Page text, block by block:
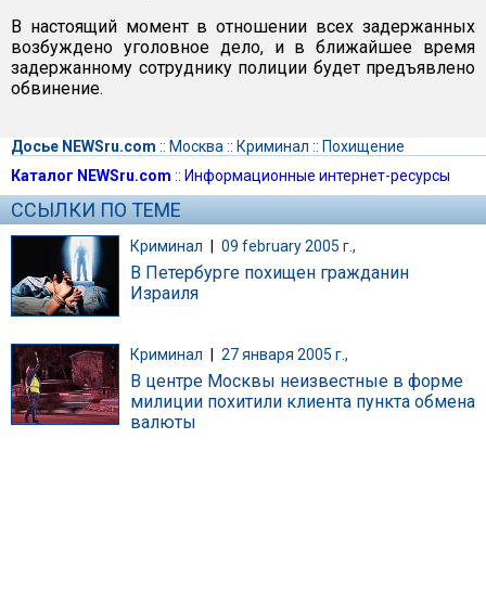
В настоящий момент в отношении всех задержанных
возбуждено уголовное дело, и в ближайшее время
задержанному сотруднику полиции будет предъявлено
обвинение.
Досье NEWSru.com :: Москва :: Криминал :: Похищение
Каталог NEWSru.com :: Информационные интернет-ресурсы
ССЫЛКИ ПО ТЕМЕ
Криминал | 09 february 2005 г.,
В Петербурге похищен гражданин
Израиля
Криминал 27 января 2005 г.,
В центре Москвы неизвестные в форме
милиции похитили клиента пункта обмена
валюты